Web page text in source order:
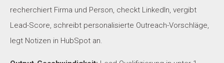
recherchiert Firma und Person, checkt LinkedIn, vergibt
Lead-Score, schreibt personalisierte Outreach-Vorschläge,
legt Notizen in HubSpot an.